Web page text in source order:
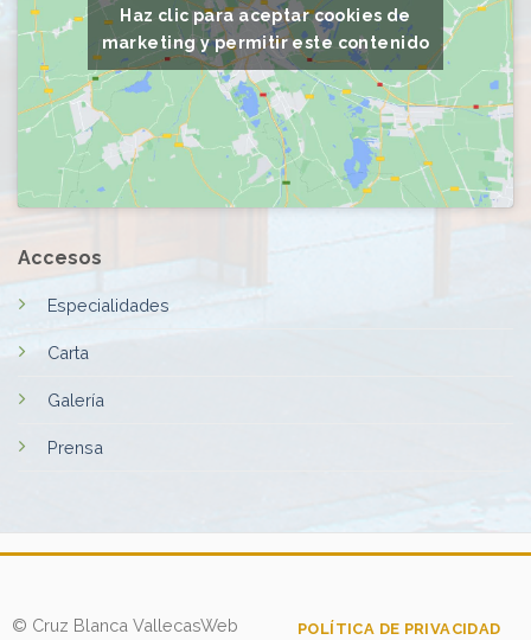
Haz clic para aceptar cookies de
marketing y permitir este contenido
Accesos
Especialidades
Carta
Galería
Prensa
© Cruz Blanca VallecasWeb
POLÍTICA DE PRIVACIDAD